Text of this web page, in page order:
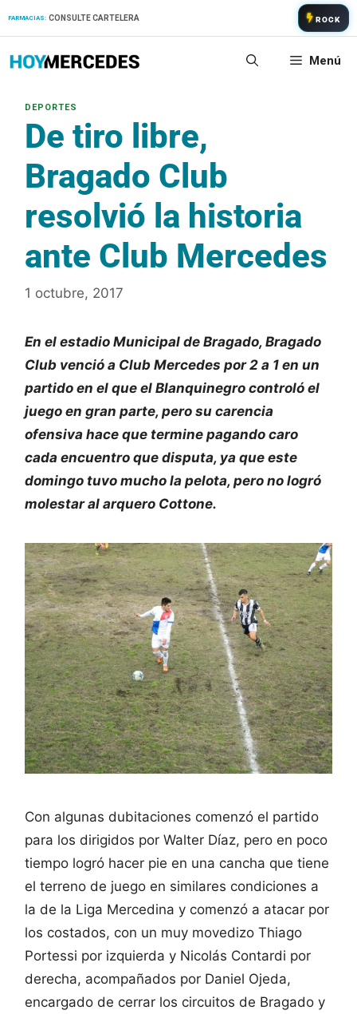
FARMACIAS: CONSULTE CARTELERA ROCK
Menú
De tiro libre,
Bragado Club
resolvió la historia
ante Club Mercedes
1 octubre, 2017
En el estadio Municipal de Bragado, Bragado
Club venció a Club Mercedes por 2 a 1 en un
partido en el que el Blanquinegro controló el
juego en gran parte, pero su carencia
ofensiva hace que termine pagando caro
cada encuentro que disputa, ya que este
domingo tuvo mucho la pelota, pero no logró
molestar al arquero Cottone.
Con algunas dubitaciones comenzó el partido
para los dirigidos por Walter Díaz, pero en poco
tiempo logró hacer pie en una cancha que tiene
el terreno de juego en similares condiciones a
la de la Liga Mercedina y comenzó a atacar por
los costados, con un muy movedizo Thiago
Portessi por izquierda y Nicolás Contardi por
derecha, acompañados por Daniel Ojeda,
encargado de cerrar los circuitos de Bragado y